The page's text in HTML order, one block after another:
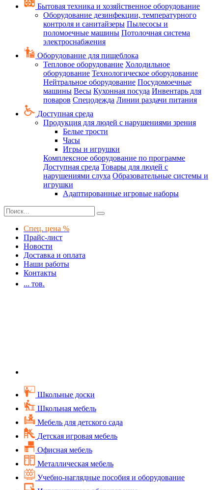
Бытовая техника и хозяйственное оборудование
Оборудование дезинфекции, температурного
контроля и санитайзеры Пылесосы и
поломоечные машины Потолочная система
электроснабжения
Оборудование для пищеблока
Тепловое оборудование Холодильное
оборудование Технологическое оборудование
Нейтральное оборудование Посудомоечные
машины Весы Кухонная посуда Инвентарь для
поваров Спецодежда Линии раздачи питания
Доступная среда
Продукция для людей с нарушениями зрения
Белые трости
Часы
Игры и игрушки
Комплексное оборудование по программе
Доступная среда Товары для людей с
нарушениями слуха Образовательные системы и
игрушки
Адаптированные игровые наборы
Спец. цена %
Прайс-лист
Новости
Доставка и оплата
Наши работы
Контакты
... тов.
Школьные доски
Школьная мебель
Мебель для детского сада
Детская игровая мебель
Офисная мебель
Металлическая мебель
Учебно-наглядные пособия и оборудование